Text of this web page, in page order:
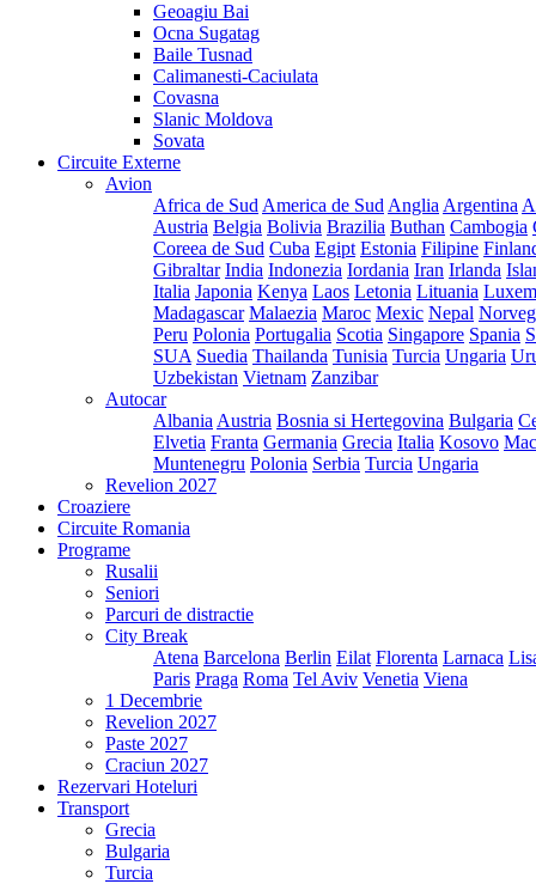
Geoagiu Bai
Ocna Sugatag
Baile Tusnad
Calimanesti-Caciulata
Covasna
Slanic Moldova
Sovata
Circuite Externe
Avion
Africa de Sud America de Sud Anglia Argentina
Austria Belgia Bolivia Brazilia Buthan Cambogia
Coreea de Sud Cuba Egipt Estonia Filipine
Gibraltar India Indonezia Iordania Iran Irlanda
Italia Japonia Kenya Laos Letonia Lituania
Madagascar Malaezia Maroc Mexic Nepal
Peru Polonia Portugalia Scotia Singapore Spania
SUA Suedia Thailanda Tunisia Turcia Ungaria
Uzbekistan Vietnam Zanzibar
Autocar
Albania Austria Bosnia si Hertegovina Bulgaria
Elvetia Franta Germania Grecia Italia Kosovo
Muntenegru Polonia Serbia Turcia Ungaria
Revelion 2027
Croaziere
Circuite Romania
Programe
Rusalii
Seniori
Parcuri de distractie
City Break
Atena Barcelona Berlin Eilat Florenta Larnaca
Paris Praga Roma Tel Aviv Venetia Viena
1 Decembrie
Revelion 2027
Paste 2027
Craciun 2027
Rezervari Hoteluri
Transport
Grecia
Bulgaria
Turcia